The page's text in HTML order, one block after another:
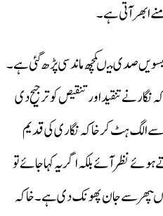
ابھر آتی ہے۔
صدی میںکچھ ماند سی پڑھ گئی ہے۔
نے تنقید اور تنقیص کو ترجیح دی
الگ ہٹ کرخاکہ نگاری کی قدیم
نظر آئے بلکہ اگر یہ کہا جائے تو
میںپھر سے جان پھونک دی ہے۔خاکہ